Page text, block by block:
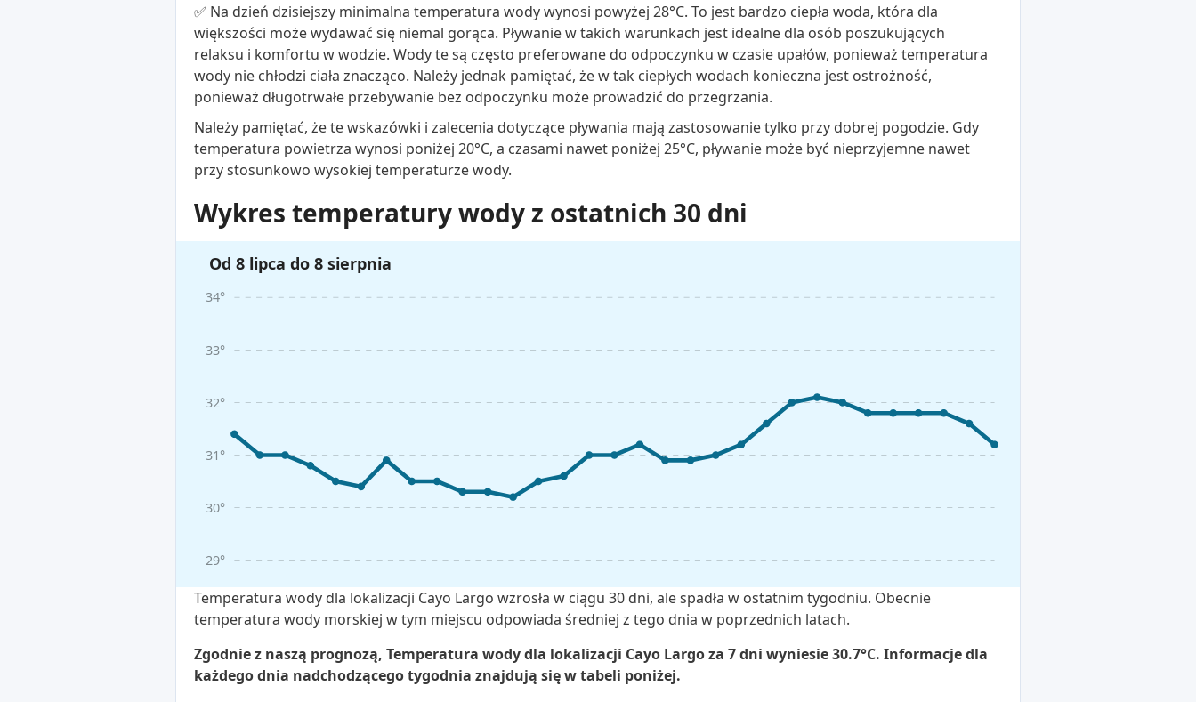
✅ Na dzień dzisiejszy minimalna temperatura wody wynosi powyżej 28°C. To jest bardzo ciepła woda, która dla
większości może wydawać się niemal gorąca. Pływanie w takich warunkach jest idealne dla osób poszukujących
relaksu i komfortu w wodzie. Wody te są często preferowane do odpoczynku w czasie upałów, ponieważ temperatura
wody nie chłodzi ciała znacząco. Należy jednak pamiętać, że w tak ciepłych wodach konieczna jest ostrożność,
ponieważ długotrwałe przebywanie bez odpoczynku może prowadzić do przegrzania.
Należy pamiętać, że te wskazówki i zalecenia dotyczące pływania mają zastosowanie tylko przy dobrej pogodzie. Gdy
temperatura powietrza wynosi poniżej 20°C, a czasami nawet poniżej 25°C, pływanie może być nieprzyjemne nawet
przy stosunkowo wysokiej temperaturze wody.
Wykres temperatury wody z ostatnich 30 dni
Od 8 lipca do 8 sierpnia
29°
30°
31°
32°
33°
34°
Temperatura wody dla lokalizacji Cayo Largo wzrosła w ciągu 30 dni, ale spadła w ostatnim tygodniu. Obecnie
temperatura wody morskiej w tym miejscu odpowiada średniej z tego dnia w poprzednich latach.
Zgodnie z naszą prognozą, Temperatura wody dla lokalizacji Cayo Largo za 7 dni wyniesie 30.7°C. Informacje dla
każdego dnia nadchodzącego tygodnia znajdują się w tabeli poniżej.